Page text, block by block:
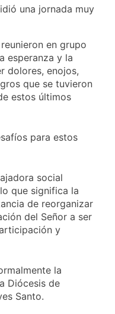
una jornada muy
en grupo
esperanza y la
dolores, enojos,
que se tuvieron
estos últimos
para estos
social
que significa la
de reorganizar
del Señor a ser
y
la
Diócesis de
Santo.